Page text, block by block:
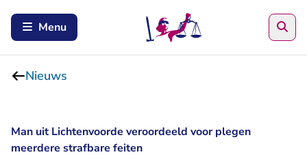
Menu
Nieuws
Man uit Lichtenvoorde veroordeeld voor plegen
meerdere strafbare feiten